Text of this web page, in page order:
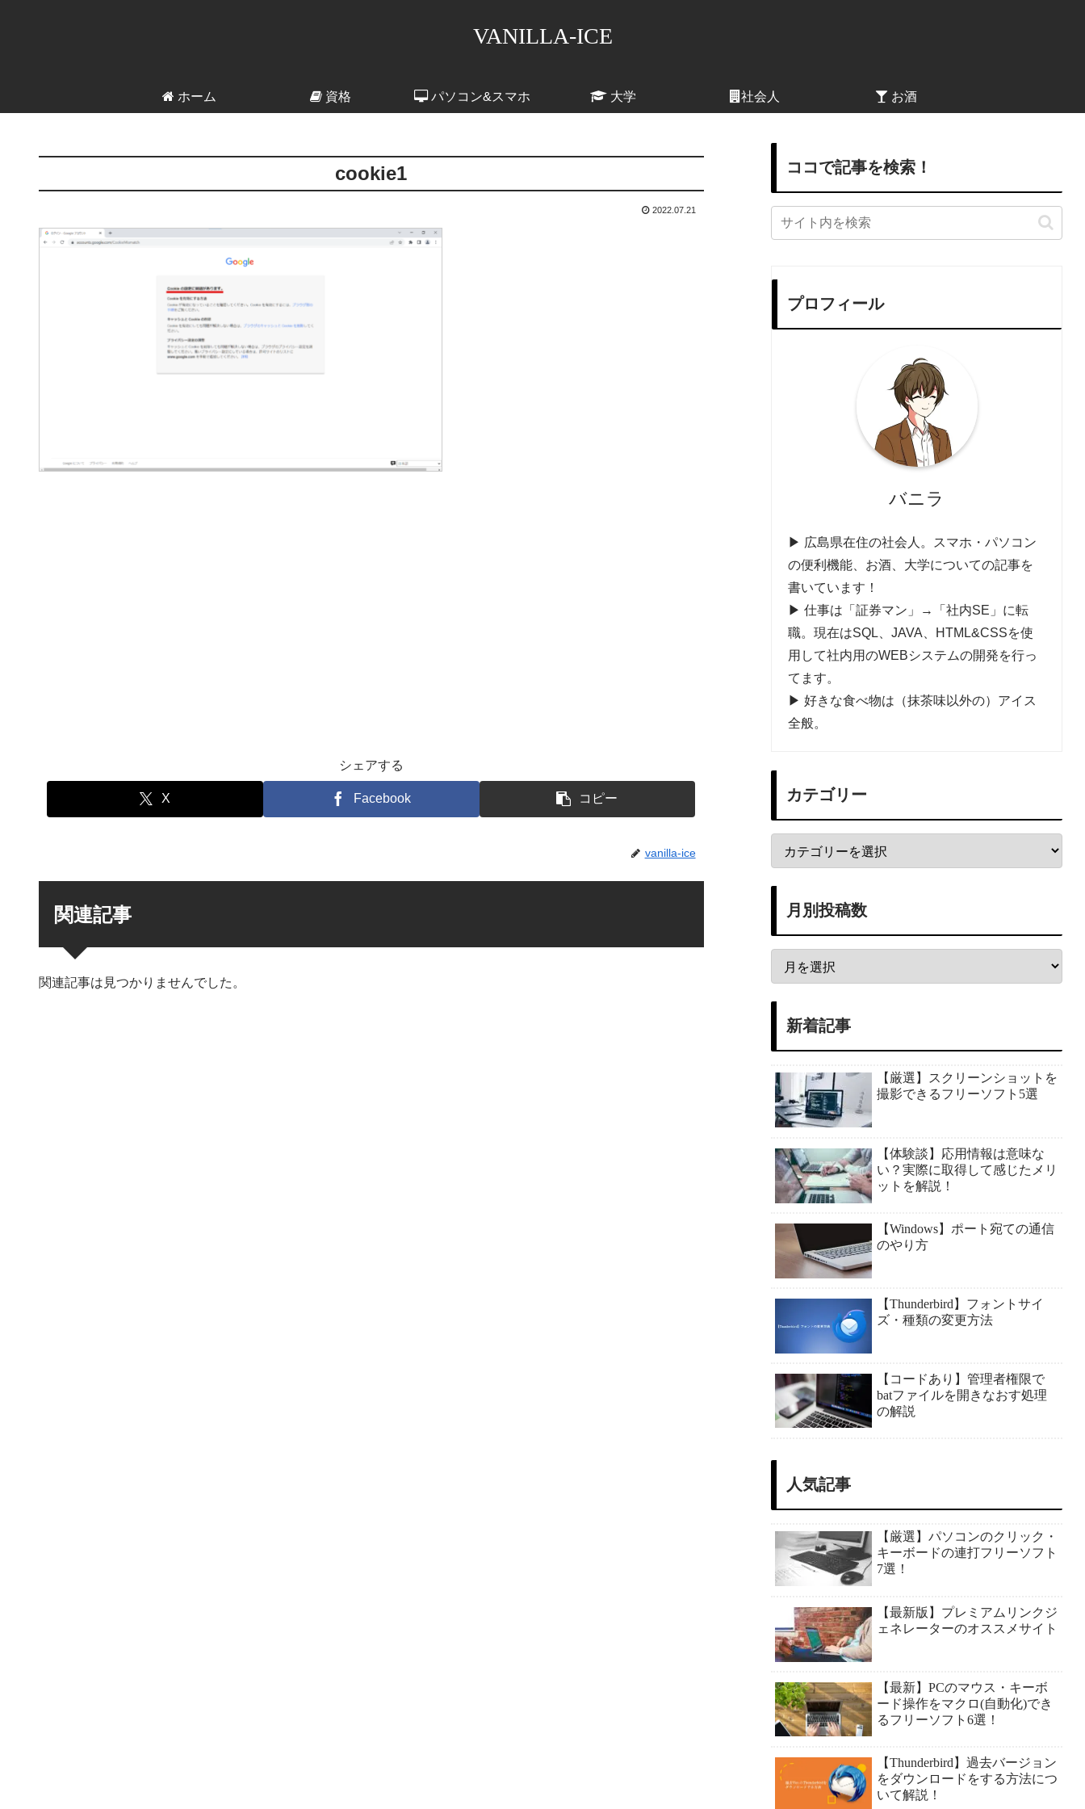
VANILLA-ICE
ホーム 資格 パソコン&スマホ 大学 社会人 お酒
cookie1
2022.07.21
シェアする
X Facebook コピー
vanilla-ice
関連記事
関連記事は見つかりませんでした。
ココで記事を検索！
プロフィール
バニラ
▶ 広島県在住の社会人。スマホ・パソコン
の便利機能、お酒、大学についての記事を
書いています！
▶ 仕事は「証券マン」→「社内SE」に転
職。現在はSQL、JAVA、HTML&CSSを使
用して社内用のWEBシステムの開発を行っ
てます。
▶ 好きな食べ物は（抹茶味以外の）アイス
全般。
カテゴリー
月別投稿数
新着記事
【厳選】スクリーンショットを
撮影できるフリーソフト5選
【体験談】応用情報は意味な
い？実際に取得して感じたメリ
ットを解説！
【Windows】ポート宛ての通信
のやり方
【Thunderbird】フォントサイ
ズ・種類の変更方法
【コードあり】管理者権限で
batファイルを開きなおす処理
の解説
人気記事
【厳選】パソコンのクリック・
キーボードの連打フリーソフト
7選！
【最新版】プレミアムリンクジ
ェネレーターのオススメサイト
【最新】PCのマウス・キーボ
ード操作をマクロ(自動化)でき
るフリーソフト6選！
【Thunderbird】過去バージョン
をダウンロードをする方法につ
いて解説！